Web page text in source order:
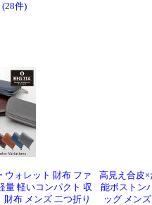
(28件)
ウォレット 財布 ファ
量 軽いコンパクト 収
財布 メンズ 二つ折り
高見え合皮
能ボストン
ッグ メン